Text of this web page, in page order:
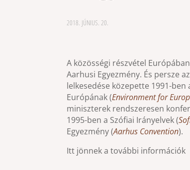
2018. JÚNIUS. 20.
​A közösségi részvétel
Aarhusi Egyezmény. És persze
lelkesedése közepette 1991-
Európának (Environment for
miniszterek rendszeresen
1995-ben a Szófiai Irányelvek (
Egyezmény (Aarhus Convention).
Itt jönnek a további információk